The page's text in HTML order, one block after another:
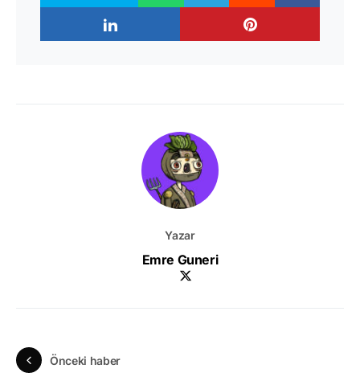
Yazar
Emre Guneri
Önceki haber